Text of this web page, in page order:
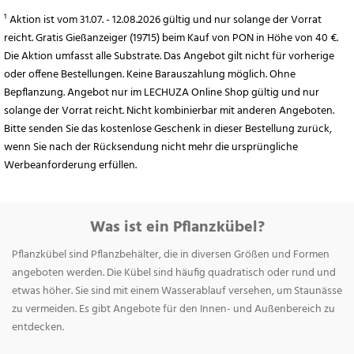
¹ Aktion ist vom 31.07. - 12.08.2026 gültig und nur solange der Vorrat
reicht. Gratis Gießanzeiger (19715) beim Kauf von PON in Höhe von 40 €.
Die Aktion umfasst alle Substrate. Das Angebot gilt nicht für vorherige
oder offene Bestellungen. Keine Barauszahlung möglich. Ohne
Bepflanzung. Angebot nur im LECHUZA Online Shop gültig und nur
solange der Vorrat reicht. Nicht kombinierbar mit anderen Angeboten.
Bitte senden Sie das kostenlose Geschenk in dieser Bestellung zurück,
wenn Sie nach der Rücksendung nicht mehr die ursprüngliche
Werbeanforderung erfüllen.
Was ist ein Pflanzkübel?
Pflanzkübel sind Pflanzbehälter, die in diversen Größen und Formen
angeboten werden. Die Kübel sind häufig quadratisch oder rund und
etwas höher. Sie sind mit einem Wasserablauf versehen, um Staunässe
zu vermeiden. Es gibt Angebote für den Innen- und Außenbereich zu
entdecken.